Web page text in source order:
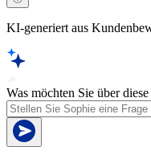
KI-generiert aus
Was möchten Sie über